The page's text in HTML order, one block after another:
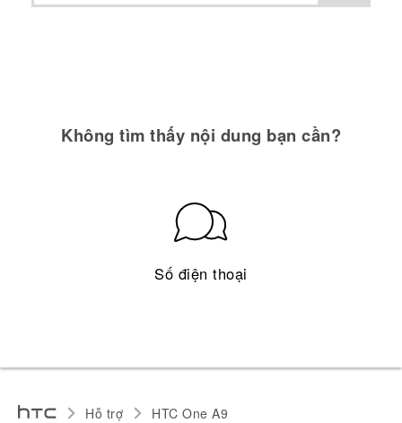
Không tìm thấy nội dung bạn cần?
Số điện thoại
Hỗ trợ HTC One A9‎